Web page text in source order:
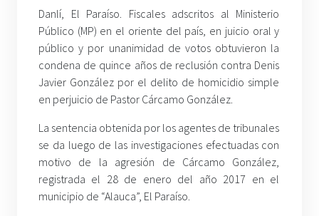
Danlí, El Paraíso. Fiscales adscritos al Ministerio
Público (MP) en el oriente del país, en juicio oral y
público y por unanimidad de votos obtuvieron la
condena de quince años de reclusión contra Denis
Javier González por el delito de homicidio simple
en perjuicio de Pastor Cárcamo González.
La sentencia obtenida por los agentes de tribunales
se da luego de las investigaciones efectuadas con
motivo de la agresión de Cárcamo González,
registrada el 28 de enero del año 2017 en el
municipio de “Alauca”, El Paraíso.